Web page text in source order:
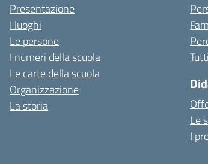
Presentazione
I luoghi
Le persone
I numeri della scuola
Le carte della scuola
Organizzazione
La storia
Le
I